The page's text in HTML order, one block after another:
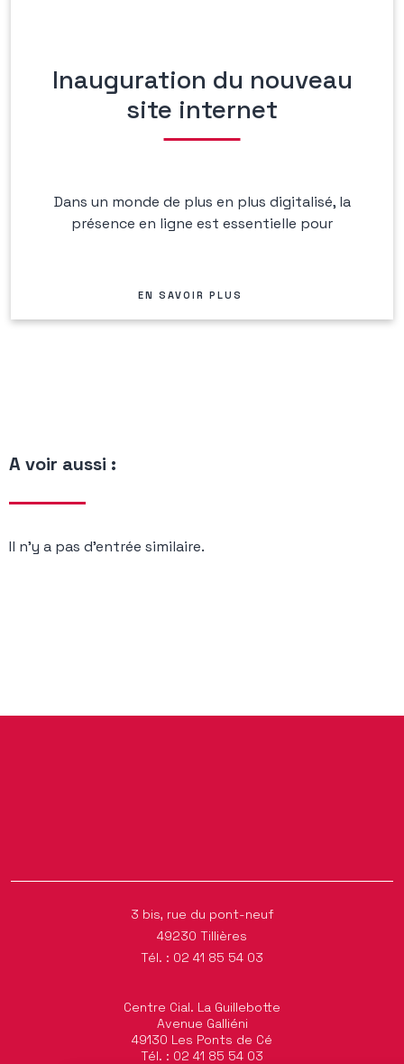
Inauguration du nouveau
site internet
Dans un monde de plus en plus digitalisé, la
présence en ligne est essentielle pour
EN SAVOIR PLUS
A voir aussi :
Il n’y a pas d’entrée similaire.
3 bis, rue du pont-neuf
49230 Tillières
Tél. : 02 41 85 54 03
Centre Cial. La Guillebotte
Avenue Galliéni
49130 Les Ponts de Cé
Tél. : 02 41 85 54 03